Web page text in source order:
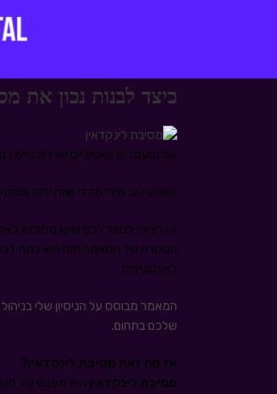
כיצד לבנות נכון את
של מועמדים פאסיביים שרלוונטיים
נשמע טוב מידי מכדי שזה יהיה
אז רציתי לספר לכם שיש מסיבות
המטרה של המאמר הזה היא לתת לכם
לאפקטיבית.
המאמר מבוסס על הניסיון שלי
שלכם בתחום.
אז מה זאת מסיבת לינקדאין?
מסיבת לינקדאין היא מפגש של